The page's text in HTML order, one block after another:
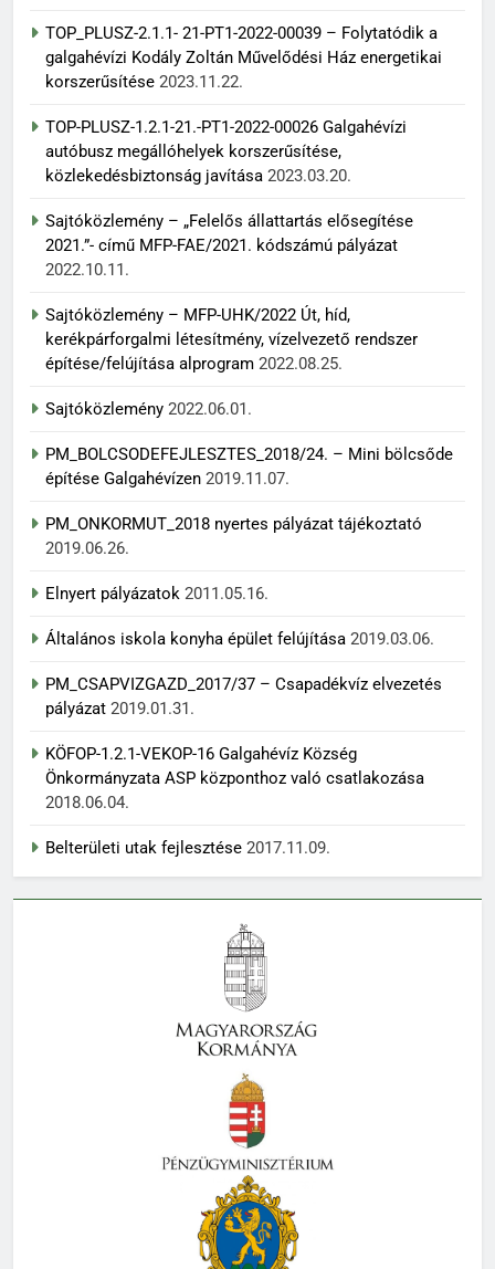
TOP_PLUSZ-2.1.1- 21-PT1-2022-00039 – Folytatódik a
galgahévízi Kodály Zoltán Művelődési Ház energetikai
korszerűsítése 2023.11.22.
TOP-PLUSZ-1.2.1-21.-PT1-2022-00026 Galgahévízi
autóbusz megállóhelyek korszerűsítése,
közlekedésbiztonság javítása 2023.03.20.
Sajtóközlemény – „Felelős állattartás elősegítése
2021.”- című MFP-FAE/2021. kódszámú pályázat
2022.10.11.
Sajtóközlemény – MFP-UHK/2022 Út, híd,
kerékpárforgalmi létesítmény, vízelvezető rendszer
építése/felújítása alprogram 2022.08.25.
Sajtóközlemény 2022.06.01.
PM_BOLCSODEFEJLESZTES_2018/24. – Mini bölcsőde
építése Galgahévízen 2019.11.07.
PM_ONKORMUT_2018 nyertes pályázat tájékoztató
2019.06.26.
Elnyert pályázatok 2011.05.16.
Általános iskola konyha épület felújítása 2019.03.06.
PM_CSAPVIZGAZD_2017/37 – Csapadékvíz elvezetés
pályázat 2019.01.31.
KÖFOP-1.2.1-VEKOP-16 Galgahévíz Község
Önkormányzata ASP központhoz való csatlakozása
2018.06.04.
Belterületi utak fejlesztése 2017.11.09.